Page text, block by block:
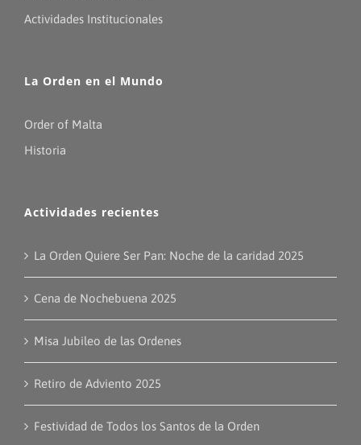
Actividades Institucionales
La Orden en el Mundo
Order of Malta
Historia
Actividades recientes
La Orden Quiere Ser Pan: Noche de la caridad 2025
Cena de Nochebuena 2025
Misa Jubileo de las Ordenes
Retiro de Adviento 2025
Festividad de Todos los Santos de la Orden